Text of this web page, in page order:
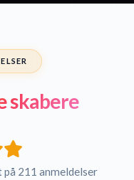
skabere
211 anmeldelser